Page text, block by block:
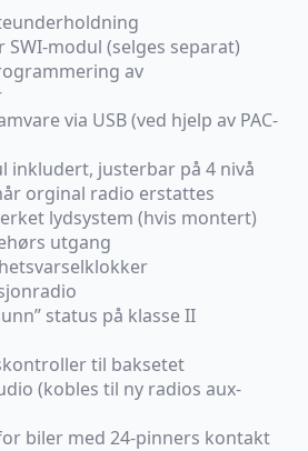
modul (selges separat)
av
via USB (ved hjelp av PAC-
inkludert, justerbar på 4 nivå
orginal radio erstattes
lydsystem (hvis montert)
utgang
status på klasse II
til baksetet
(kobles til ny radios aux-
biler med 24-pinners kontakt